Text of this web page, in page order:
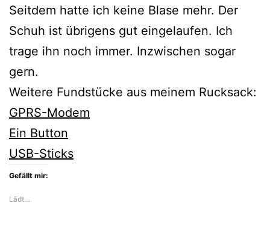
Seitdem hatte ich keine Blase mehr. Der
Schuh ist übrigens gut eingelaufen. Ich
trage ihn noch immer. Inzwischen sogar
gern.
Weitere Fundstücke aus meinem Rucksack:
GPRS-Modem
Ein Button
USB-Sticks
Gefällt mir:
Lädt…